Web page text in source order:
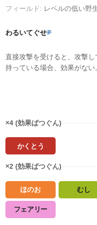
フィールド: レベルの低い野
わるいてぐせ夢
直接攻撃を受けると、攻撃
持っている場合、効果がない
×4 (効果ばつぐん)
かくとう
×2 (効果ばつぐん)
ほのお むし
フェアリー